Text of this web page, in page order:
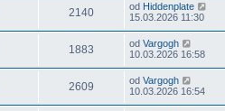
2140 od Hiddenplate
15.03.2026 11:30
1883 od Vargogh
10.03.2026 16:58
2609 od Vargogh
10.03.2026 16:54